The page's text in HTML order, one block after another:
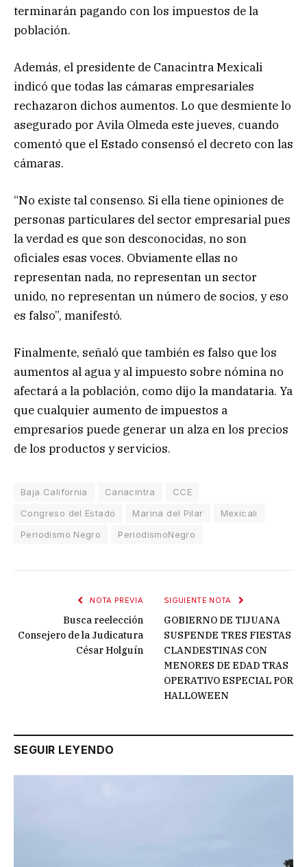
terminarán pagando con los impuestos de la
población.
Además, el presidente de Canacintra Mexicali
indicó que todas las cámaras empresariales
rechazaron dichos aumentos. Lo que desmiente lo
asegurado por Avila Olmeda este jueves, cuando
comentó que el Estado consensó el decreto con las
cámaras.
“No existe tal consenso. Si ella tiene opiniones de
personas particulares del sector empresarial pues
la verdad es que son desconocidas, no son
oficiales esas voces. Obviamente ellas no
representan nada, no representan un sector
unido, no representan un número de socios, y eso
es falso”, manifestó.
Finalmente, señaló que también es falso que los
aumentos al agua y al impuesto sobre nómina no
afectará a la población, como dijo la mandataria. Ya
que cualquier aumento de impuestos a
empresarios puede generar un alza en los precios
de los productos y servicios.
Baja California Canacintra
CCE
Congreso del Estado
Marina del Pilar
Mexicali
Periodismo Negro
PeriodismoNegro
NOTA PREVIA
Busca reelección
Consejero de la Judicatura
César Holguín
SIGUIENTE NOTA
GOBIERNO DE TIJUANA
SUSPENDE TRES FIESTAS
CLANDESTINAS CON
MENORES DE EDAD TRAS
OPERATIVO ESPECIAL POR
HALLOWEEN
SEGUIR LEYENDO